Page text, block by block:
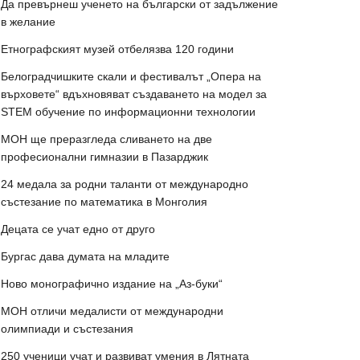
Да превърнеш ученето на български от задължение
в желание
Етнографският музей отбелязва 120 години
Белоградчишките скали и фестивалът „Опера на
върховете“ вдъхновяват създаването на модел за
STEM обучение по информационни технологии
МОН ще преразгледа сливането на две
професионални гимназии в Пазарджик
24 медала за родни таланти от международно
състезание по математика в Монголия
Децата се учат едно от друго
Бургас дава думата на младите
Ново монографично издание на „Аз-буки“
МОН отличи медалисти от международни
олимпиади и състезания
250 ученици учат и развиват умения в Лятната